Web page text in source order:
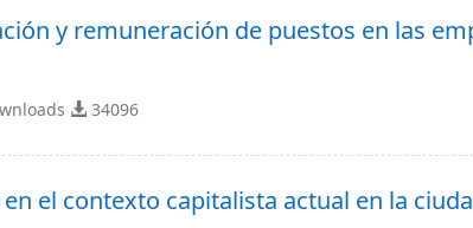
y remuneración de puestos en las
34096
el contexto capitalista actual en la